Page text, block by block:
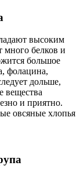
высоким
много белков и
большое
фолацина,
дольше,
вещества
и приятно.
овсяные хлопья